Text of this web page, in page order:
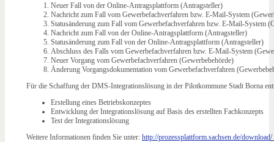
Neuer Fall von der Online-Antragsplattform (Antragsteller)
Nachricht zum Fall vom Gewerbefachverfahren bzw. E-Mail-System
Statusänderung zum Fall vom Gewerbefachverfahren bzw. E-Mail-System
Nachricht zum Fall von der Online-Antragsplattform (Antragsteller)
Statusänderung zum Fall von der Online-Antragsplattform (Antragsteller)
Abschluss des Falls vom Gewerbefachverfahren bzw. E-Mail-System
Neuer Vorgang vom Gewerbefachverfahren (Gewerbebehörde)
Änderung Vorgangsdokumentation vom Gewerbefachverfahren
Für die Schaffung der DMS-Integrationslösung in der Pilotkommune Stadt Borna
Erstellung eines Betriebskonzeptes
Entwicklung der Integrationslösung auf Basis des erstellten Fachkonzepts
Test der Integrationslösung
Weitere Informationen finden Sie unter: http://prozessplattform.sachsen.de/